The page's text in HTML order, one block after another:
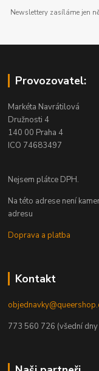
Newslettery zasíláme jen
Provozovatel:
Markéta Navrátilová
Družnosti 4
140 00 Praha 4
ICO 74683497
Nejsem plátce DPH.
Na této adrese není
adresu
Doprava a platba
Kontakt
773 560 726 (všední